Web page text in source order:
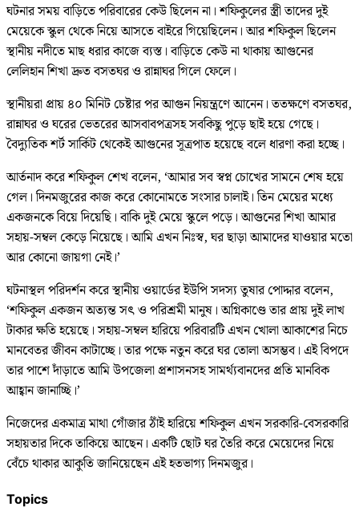
ঘটনার সময় বাড়িতে পরিবারের কেউ ছিলেন না। শফিকুলের স্ত্রী তাদের দুই
মেয়েকে স্কুল থেকে নিয়ে আসতে বাইরে গিয়েছিলেন। আর শফিকুল ছিলেন
স্থানীয় নদীতে মাছ ধরার কাজে ব্যস্ত। বাড়িতে কেউ না থাকায় আগুনের
লেলিহান শিখা দ্রুত বসতঘর ও রান্নাঘর গিলে ফেলে।
স্থানীয়রা প্রায় ৪০ মিনিট চেষ্টার পর আগুন নিয়ন্ত্রণে আনেন। ততক্ষণে বসতঘর,
রান্নাঘর ও ঘরের ভেতরের আসবাবপত্রসহ সবকিছু পুড়ে ছাই হয়ে গেছে।
বৈদ্যুতিক শর্ট সার্কিট থেকেই আগুনের সূত্রপাত হয়েছে বলে ধারণা করা হচ্ছে।
আর্তনাদ করে শফিকুল শেখ বলেন, ‘আমার সব স্বপ্ন চোখের সামনে শেষ হয়ে
গেল। দিনমজুরের কাজ করে কোনোমতে সংসার চালাই। তিন মেয়ের মধ্যে
একজনকে বিয়ে দিয়েছি। বাকি দুই মেয়ে স্কুলে পড়ে। আগুনের শিখা আমার
সহায়-সম্বল কেড়ে নিয়েছে। আমি এখন নিঃস্ব, ঘর ছাড়া আমাদের যাওয়ার মতো
আর কোনো জায়গা নেই।’
ঘটনাস্থল পরিদর্শন করে স্থানীয় ওয়ার্ডের ইউপি সদস্য তুষার পোদ্দার বলেন,
‘শফিকুল একজন অত্যন্ত সৎ ও পরিশ্রমী মানুষ। অগ্নিকাণ্ডে তার প্রায় দুই লাখ
টাকার ক্ষতি হয়েছে। সহায়-সম্বল হারিয়ে পরিবারটি এখন খোলা আকাশের নিচে
মানবেতর জীবন কাটাচ্ছে। তার পক্ষে নতুন করে ঘর তোলা অসম্ভব। এই বিপদে
তার পাশে দাঁড়াতে আমি উপজেলা প্রশাসনসহ সামর্থ্যবানদের প্রতি মানবিক
আহ্বান জানাচ্ছি।’
নিজেদের একমাত্র মাথা গোঁজার ঠাঁই হারিয়ে শফিকুল এখন সরকারি-বেসরকারি
সহায়তার দিকে তাকিয়ে আছেন। একটি ছোট ঘর তৈরি করে মেয়েদের নিয়ে
বেঁচে থাকার আকুতি জানিয়েছেন এই হতভাগ্য দিনমজুর।
Topics